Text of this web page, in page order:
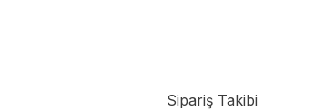
Sipariş Takibi